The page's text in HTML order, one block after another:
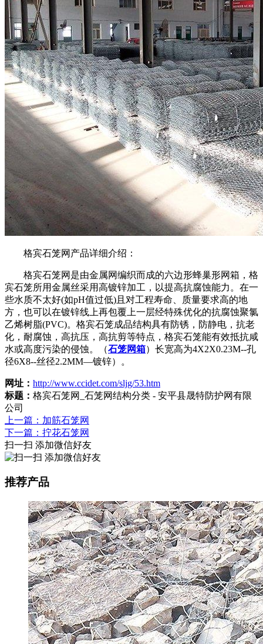
格宾石笼网产品详细介绍：
格宾石笼网是由金属网编织而成的六边形蜂巢形网箱，格
宾石笼所用金属丝采用高镀锌加工，以提高抗腐蚀能力。在一
些水质不太好(如pH值过低)且对工程寿命、质量要求高的地
方，也可以在镀锌线上再包覆上一层经特殊优化的抗腐蚀聚氯
乙烯树脂(PVC)。格宾石笼成品结构具有防锈，防静电，抗老
化，耐腐蚀，高抗压，高抗剪等特点，格宾石笼能有效抵抗咸
水或高度污染的侵蚀。（石笼网箱）长宽高为4X2X0.23M--孔
径6X8--丝径2.2MM—镀锌）。
网址： http://www.ccidet.com/sljg/53.htm
标题： 格宾石笼网_石笼网结构分类 - 安平县晟特防护网有限
公司
上一篇：加筋石笼网
下一篇：拧花石笼网
扫一扫 添加微信好友
推荐产品